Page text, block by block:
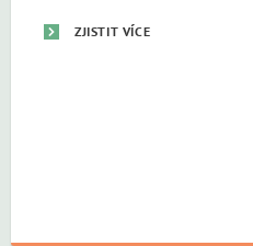
ZJISTIT VÍCE